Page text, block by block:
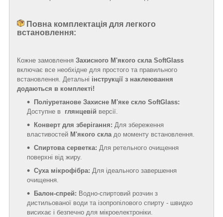
Повна комплектація для легкого
встановлення:
Кожне замовлення Захисного М'якого скла SoftGlass
включає все необхідне для простого та правильного
встановлення. Детальні інструкції з наклеювання
додаються в комплекті!
Поліуретанове Захисне М'яке скло SoftGlass:
Доступне в глянцевій версії.
Конверт для зберігання: Для збереження
властивостей М'якого складо моменту встановлення.
Спиртова серветка: Для ретельного очищення
поверхні від жиру.
Суха мікрофібра: Для ідеального завершення
очищення.
Балон-спрей: Водно-спиртовий розчин з
дистильованої води та ізопропілового спирту - швидко
висихає і безпечно для мікроелектроніки.